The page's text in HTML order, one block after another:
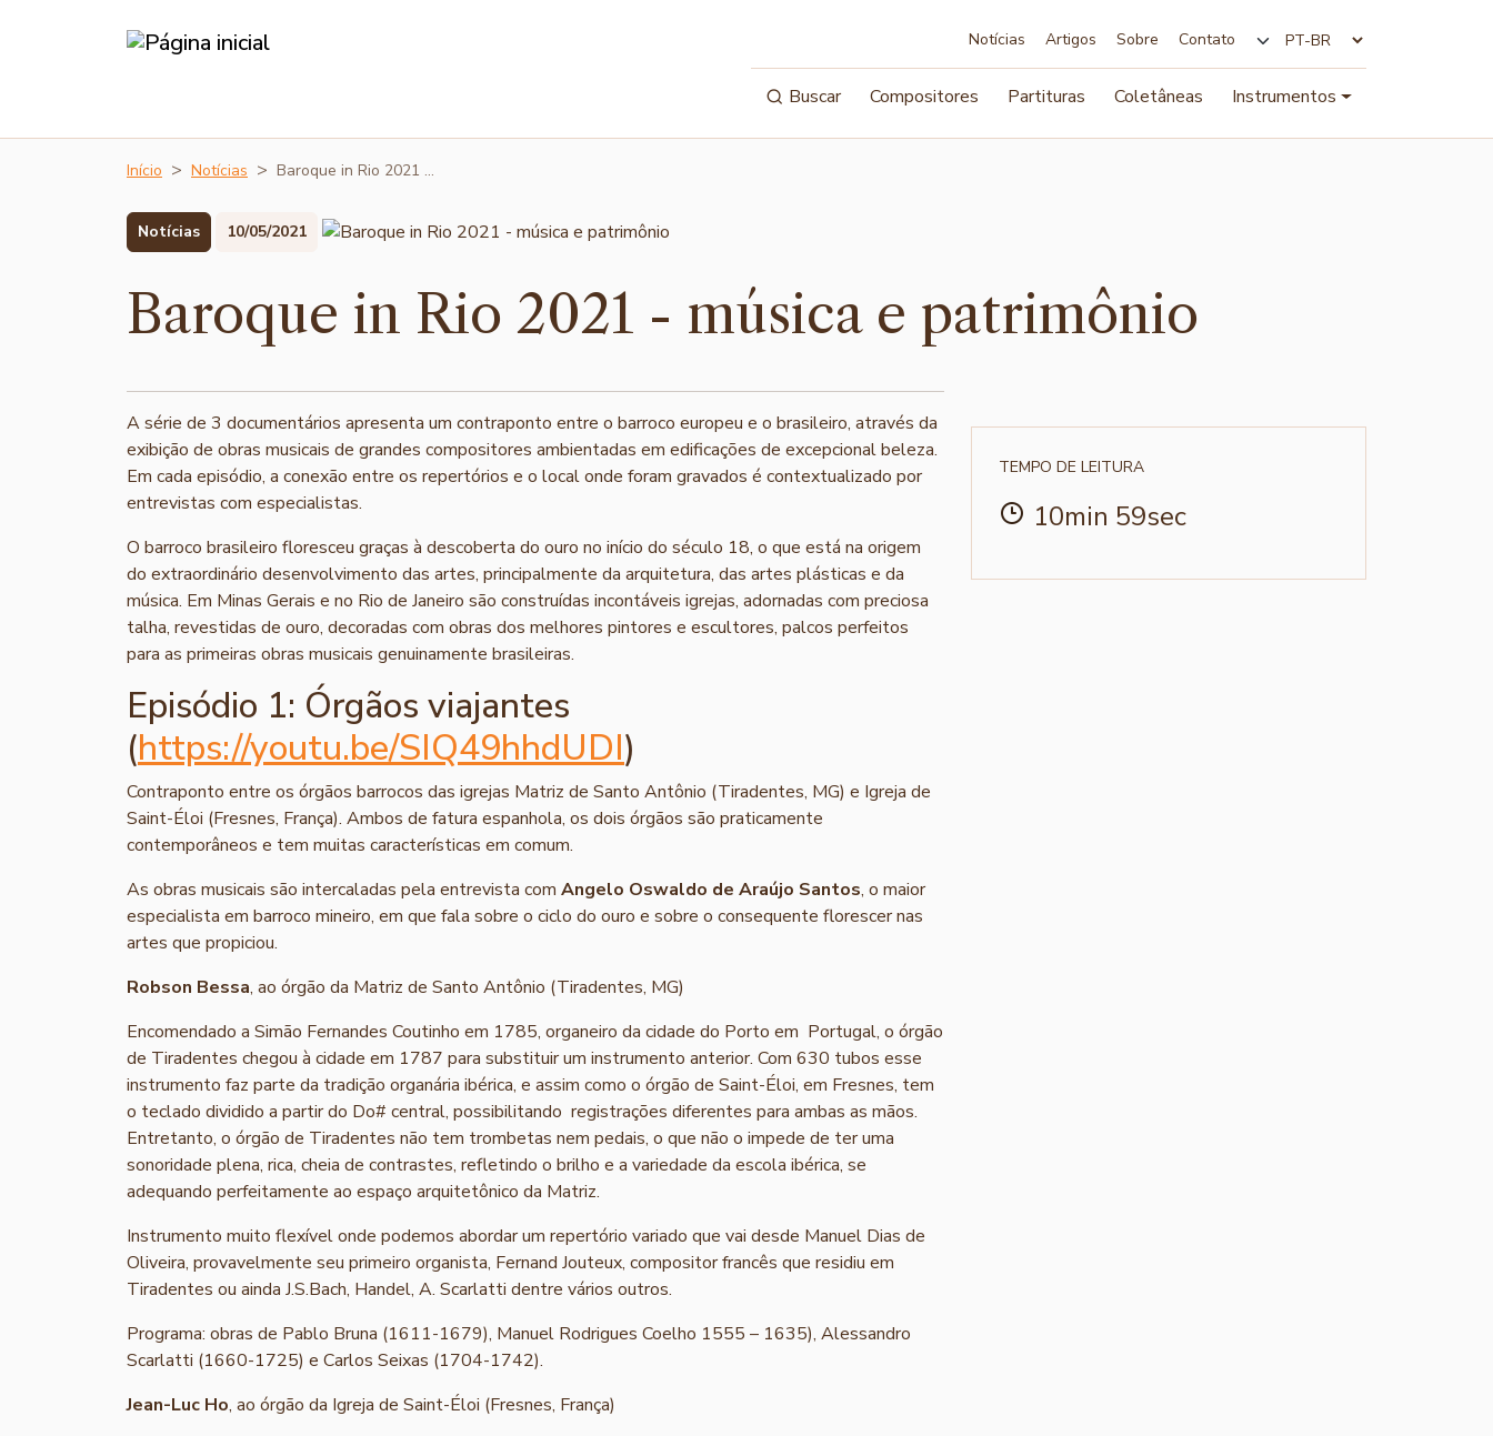
Notícias Artigos Sobre Contato
Buscar Compositores Partituras Coletâneas Instrumentos
Início Notícias Baroque in Rio 2021 …
Notícias 10/05/2021
Baroque in Rio 2021 - música e patrimônio
A série de 3 documentários apresenta um contraponto entre o barroco europeu e o brasileiro, através da
exibição de obras musicais de grandes compositores ambientadas em edificações de excepcional beleza.
Em cada episódio, a conexão entre os repertórios e o local onde foram gravados é contextualizado por
entrevistas com especialistas.
O barroco brasileiro floresceu graças à descoberta do ouro no início do século 18, o que está na origem
do extraordinário desenvolvimento das artes, principalmente da arquitetura, das artes plásticas e da
música. Em Minas Gerais e no Rio de Janeiro são construídas incontáveis igrejas, adornadas com preciosa
talha, revestidas de ouro, decoradas com obras dos melhores pintores e escultores, palcos perfeitos
para as primeiras obras musicais genuinamente brasileiras.
Episódio 1: Órgãos viajantes
(https://youtu.be/SIQ49hhdUDI)
Contraponto entre os órgãos barrocos das igrejas Matriz de Santo Antônio (Tiradentes, MG) e Igreja de
Saint-Éloi (Fresnes, França). Ambos de fatura espanhola, os dois órgãos são praticamente
contemporâneos e tem muitas características em comum.
As obras musicais são intercaladas pela entrevista com Angelo Oswaldo de Araújo Santos, o maior
especialista em barroco mineiro, em que fala sobre o ciclo do ouro e sobre o consequente florescer nas
artes que propiciou.
Robson Bessa, ao órgão da Matriz de Santo Antônio (Tiradentes, MG)
Encomendado a Simão Fernandes Coutinho em 1785, organeiro da cidade do Porto em Portugal, o órgão
de Tiradentes chegou à cidade em 1787 para substituir um instrumento anterior. Com 630 tubos esse
instrumento faz parte da tradição organária ibérica, e assim como o órgão de Saint-Éloi, em Fresnes, tem
o teclado dividido a partir do Do# central, possibilitando registrações diferentes para ambas as mãos.
Entretanto, o órgão de Tiradentes não tem trombetas nem pedais, o que não o impede de ter uma
sonoridade plena, rica, cheia de contrastes, refletindo o brilho e a variedade da escola ibérica, se
adequando perfeitamente ao espaço arquitetônico da Matriz.
Instrumento muito flexível onde podemos abordar um repertório variado que vai desde Manuel Dias de
Oliveira, provavelmente seu primeiro organista, Fernand Jouteux, compositor francês que residiu em
Tiradentes ou ainda J.S.Bach, Handel, A. Scarlatti dentre vários outros.
Programa: obras de Pablo Bruna (1611-1679), Manuel Rodrigues Coelho 1555 – 1635), Alessandro
Scarlatti (1660-1725) e Carlos Seixas (1704-1742).
Jean-Luc Ho, ao órgão da Igreja de Saint-Éloi (Fresnes, França)
TEMPO DE LEITURA
10min 59sec